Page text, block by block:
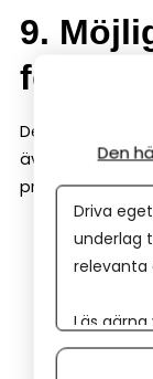
9.
företaget
Det
även när
programmet
löner
fler
Den
Driva
underlag
relevanta
Läs gärna
Om du